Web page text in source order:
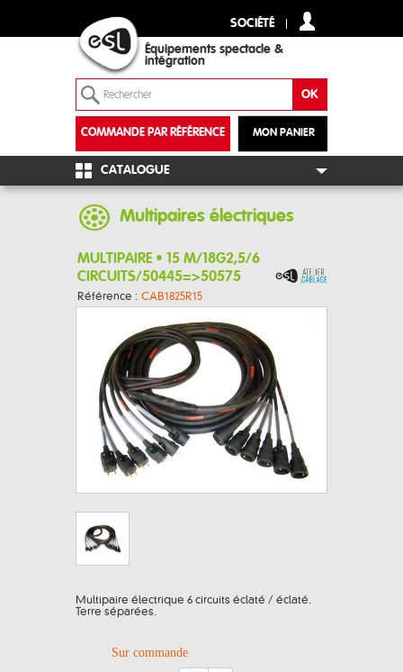
SOCIÉTÉ
Équipements spectacle &
intégration
MON PANIER
COMMANDE PAR RÉFÉRENCE
+
CATALOGUE
Multipaires électriques
MULTIPAIRE • 15 M/18G2,5/6
CIRCUITS/50445=>50575
Référence : CAB1825R15
Multipaire électrique 6 circuits éclaté / éclaté.
Terre séparées.
Sur commande